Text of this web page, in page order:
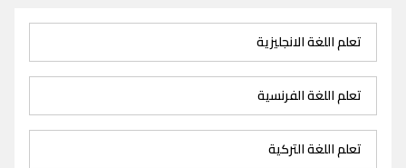
تعلم اللغة الانجليزية
تعلم اللغة الفرنسية
تعلم اللغة التركية